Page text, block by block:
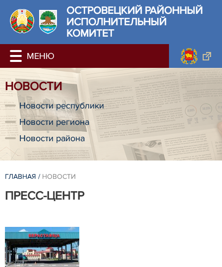
ОСТРОВЕЦКИЙ РАЙОННЫЙ
ИСПОЛНИТЕЛЬНЫЙ
КОМИТЕТ
НОВОСТИ
Новости республики
Новости региона
Новости района
ГЛАВНАЯ / НОВОСТИ
ПРЕСС-ЦЕНТР